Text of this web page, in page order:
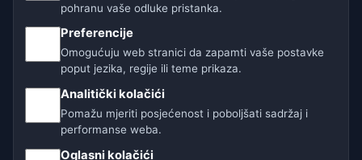
Naše vremenske stranice:
🇨🇿 Češka 🇭🇷 Hrvatska
🇩🇪🇦🇹🇨🇭 Njemačka / Austrija / Švicarska
pohranu vaše odluke pristanka.
Preferencije
Omogućuju web stranici da zapamti vaše postavke
poput jezika, regije ili teme prikaza.
Analitički kolačići
Pomažu mjeriti posjećenost i poboljšati sadržaj i
performanse weba.
Oglasni kolačići